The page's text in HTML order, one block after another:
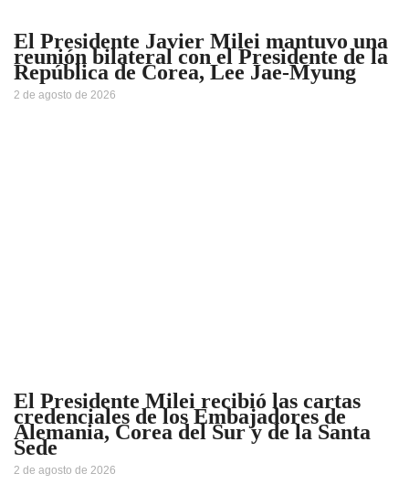
El Presidente Javier Milei mantuvo una
reunión bilateral con el Presidente de la
República de Corea, Lee Jae-Myung
2 de agosto de 2026
El Presidente Milei recibió las cartas
credenciales de los Embajadores de
Alemania, Corea del Sur y de la Santa
Sede
2 de agosto de 2026